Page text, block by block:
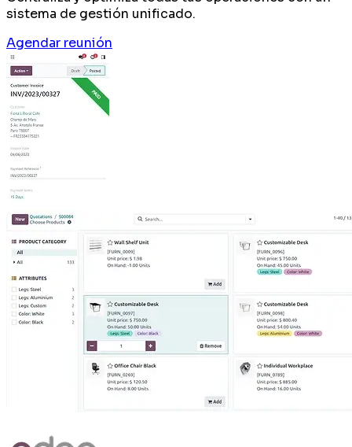
sistema de gestión unificado.
Agendar reunión